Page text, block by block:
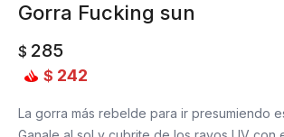
Gorra Fucking sun
$ 285
$ 242
La gorra más rebelde para ir presumiendo